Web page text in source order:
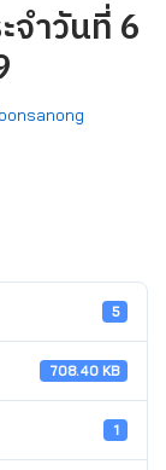
จำวันที่ 6
5
708.40 KB
1